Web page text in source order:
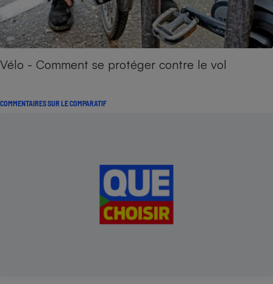
Vélo - Comment se protéger contre le vol
COMMENTAIRES SUR LE COMPARATIF